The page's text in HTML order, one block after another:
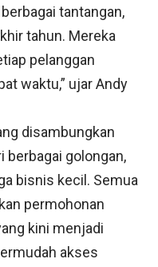
tantangan,
tahun. Mereka
pelanggan
waktu,” ujar Andy
disambungkan
berbagai golongan,
bisnis kecil. Semua
permohonan
kini menjadi
akses